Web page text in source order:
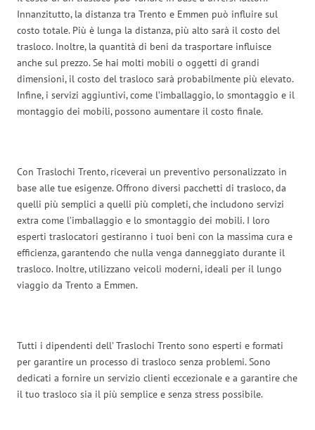
Innanzitutto, la distanza tra Trento e Emmen può influire sul
costo totale. Più è lunga la distanza, più alto sarà il costo del
trasloco. Inoltre, la quantità di beni da trasportare influisce
anche sul prezzo. Se hai molti mobili o oggetti di grandi
dimensioni, il costo del trasloco sarà probabilmente più elevato.
Infine, i servizi aggiuntivi, come l’imballaggio, lo smontaggio e il
montaggio dei mobili, possono aumentare il costo finale.
Con Traslochi Trento, riceverai un preventivo personalizzato in
base alle tue esigenze. Offrono diversi pacchetti di trasloco, da
quelli più semplici a quelli più completi, che includono servizi
extra come l’imballaggio e lo smontaggio dei mobili. I loro
esperti traslocatori gestiranno i tuoi beni con la massima cura e
efficienza, garantendo che nulla venga danneggiato durante il
trasloco. Inoltre, utilizzano veicoli moderni, ideali per il lungo
viaggio da Trento a Emmen.
Tutti i dipendenti dell’ Traslochi Trento sono esperti e formati
per garantire un processo di trasloco senza problemi. Sono
dedicati a fornire un servizio clienti eccezionale e a garantire che
il tuo trasloco sia il più semplice e senza stress possibile.